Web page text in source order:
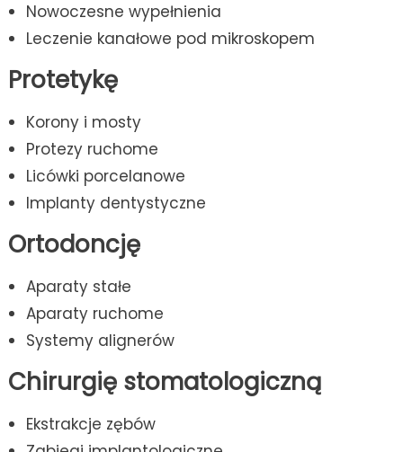
Nowoczesne wypełnienia
Leczenie kanałowe pod mikroskopem
Protetykę
Korony i mosty
Protezy ruchome
Licówki porcelanowe
Implanty dentystyczne
Ortodoncję
Aparaty stałe
Aparaty ruchome
Systemy alignerów
Chirurgię stomatologiczną
Ekstrakcje zębów